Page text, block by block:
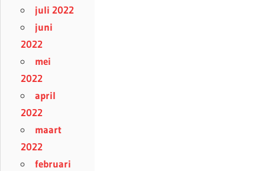
juli 2022
juni
2022
mei
2022
april
2022
maart
2022
februari